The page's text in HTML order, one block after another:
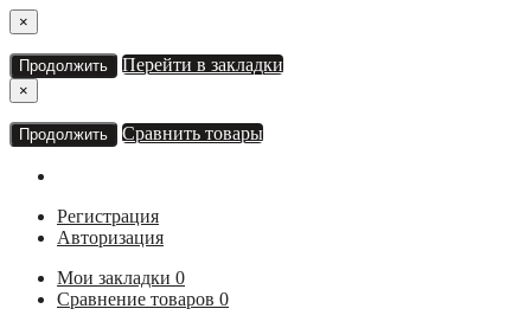
×
Продолжить Перейти в закладки
×
Продолжить Сравнить товары
Регистрация
Авторизация
Мои закладки 0
Сравнение товаров 0